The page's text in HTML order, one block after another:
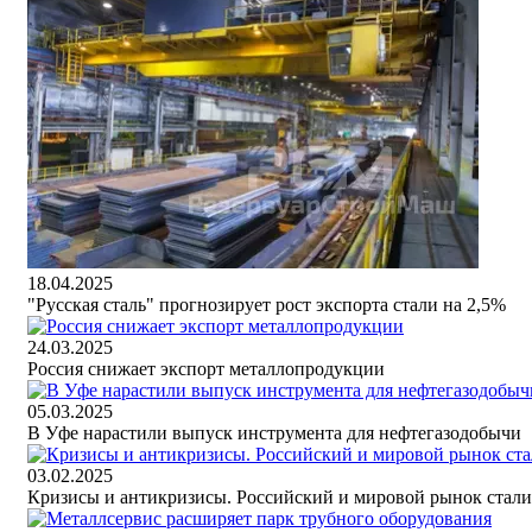
18.04.2025
"Русская сталь" прогнозирует рост экспорта стали на 2,5%
24.03.2025
Россия снижает экспорт металлопродукции
05.03.2025
В Уфе нарастили выпуск инструмента для нефтегазодобычи
03.02.2025
Кризисы и антикризисы. Российский и мировой рынок